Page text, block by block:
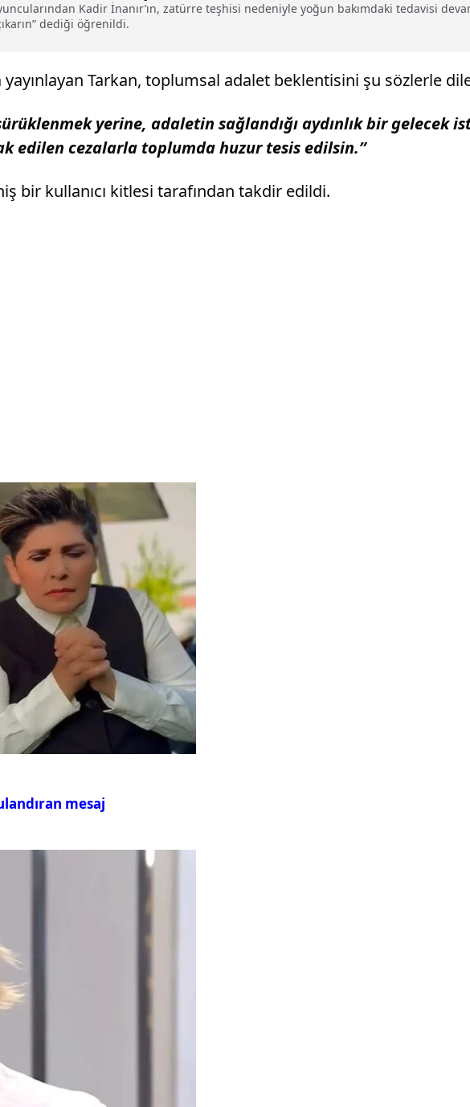
Kadir İnanır’ın, zatürre teşhisi nedeniyle yoğun bakımdaki tedavisi
dediği öğrenildi.
yayınlayan Tarkan, toplumsal adalet beklentisini şu sözlerle
yerine, adaletin sağlandığı aydınlık bir gelecek
edilen cezalarla toplumda huzur tesis edilsin.”
bir kullanıcı kitlesi tarafından takdir edildi.
mesaj